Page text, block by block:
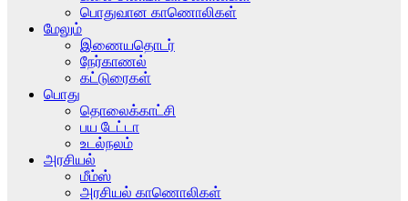
பொதுவான காணொலிகள்
மேலும்
இணையதொடர்
நேர்காணல்
கட்டுரைகள்
பொது
தொலைக்காட்சி
பய டேட்டா
உடல்நலம்
அரசியல்
மீம்ஸ்
அரசியல் காணொலிகள்